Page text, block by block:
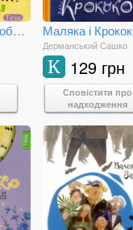
Якого кольору собаки в Прип'яті? Справа №13
Дерманський Сашко
129 грн
К
Сповістити про
надходження